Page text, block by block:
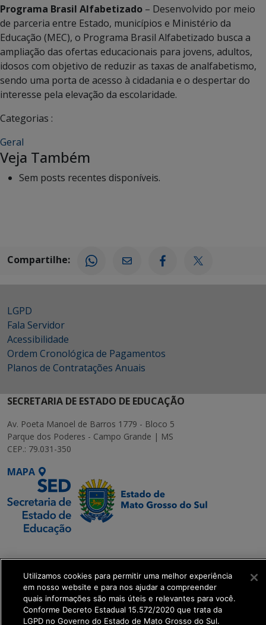
Programa Brasil Alfabetizado – Desenvolvido por meio
de parceria entre Estado, municípios e Ministério da
Educação (MEC), o Programa Brasil Alfabetizado busca a
ampliação das ofertas educacionais para jovens, adultos,
idosos com objetivo de reduzir as taxas de analfabetismo,
sendo uma porta de acesso à cidadania e o despertar do
interesse pela elevação da escolaridade.
Categorias :
Geral
Veja Também
Sem posts recentes disponíveis.
Compartilhe:
LGPD
Fala Servidor
Acessibilidade
Ordem Cronológica de Pagamentos
Planos de Contratações Anuais
SECRETARIA DE ESTADO DE EDUCAÇÃO
Av. Poeta Manoel de Barros 1779 - Bloco 5
Parque dos Poderes - Campo Grande | MS
CEP.: 79.031-350
MAPA
Executiva de
Transformação Digital
get_footer();
Utilizamos cookies para permitir uma melhor experiência
em nosso website e para nos ajudar a compreender
quais informações são mais úteis e relevantes para você.
Conforme Decreto Estadual 15.572/2020 que trata da
LGPD no Governo do Estado de Mato Grosso do Sul.